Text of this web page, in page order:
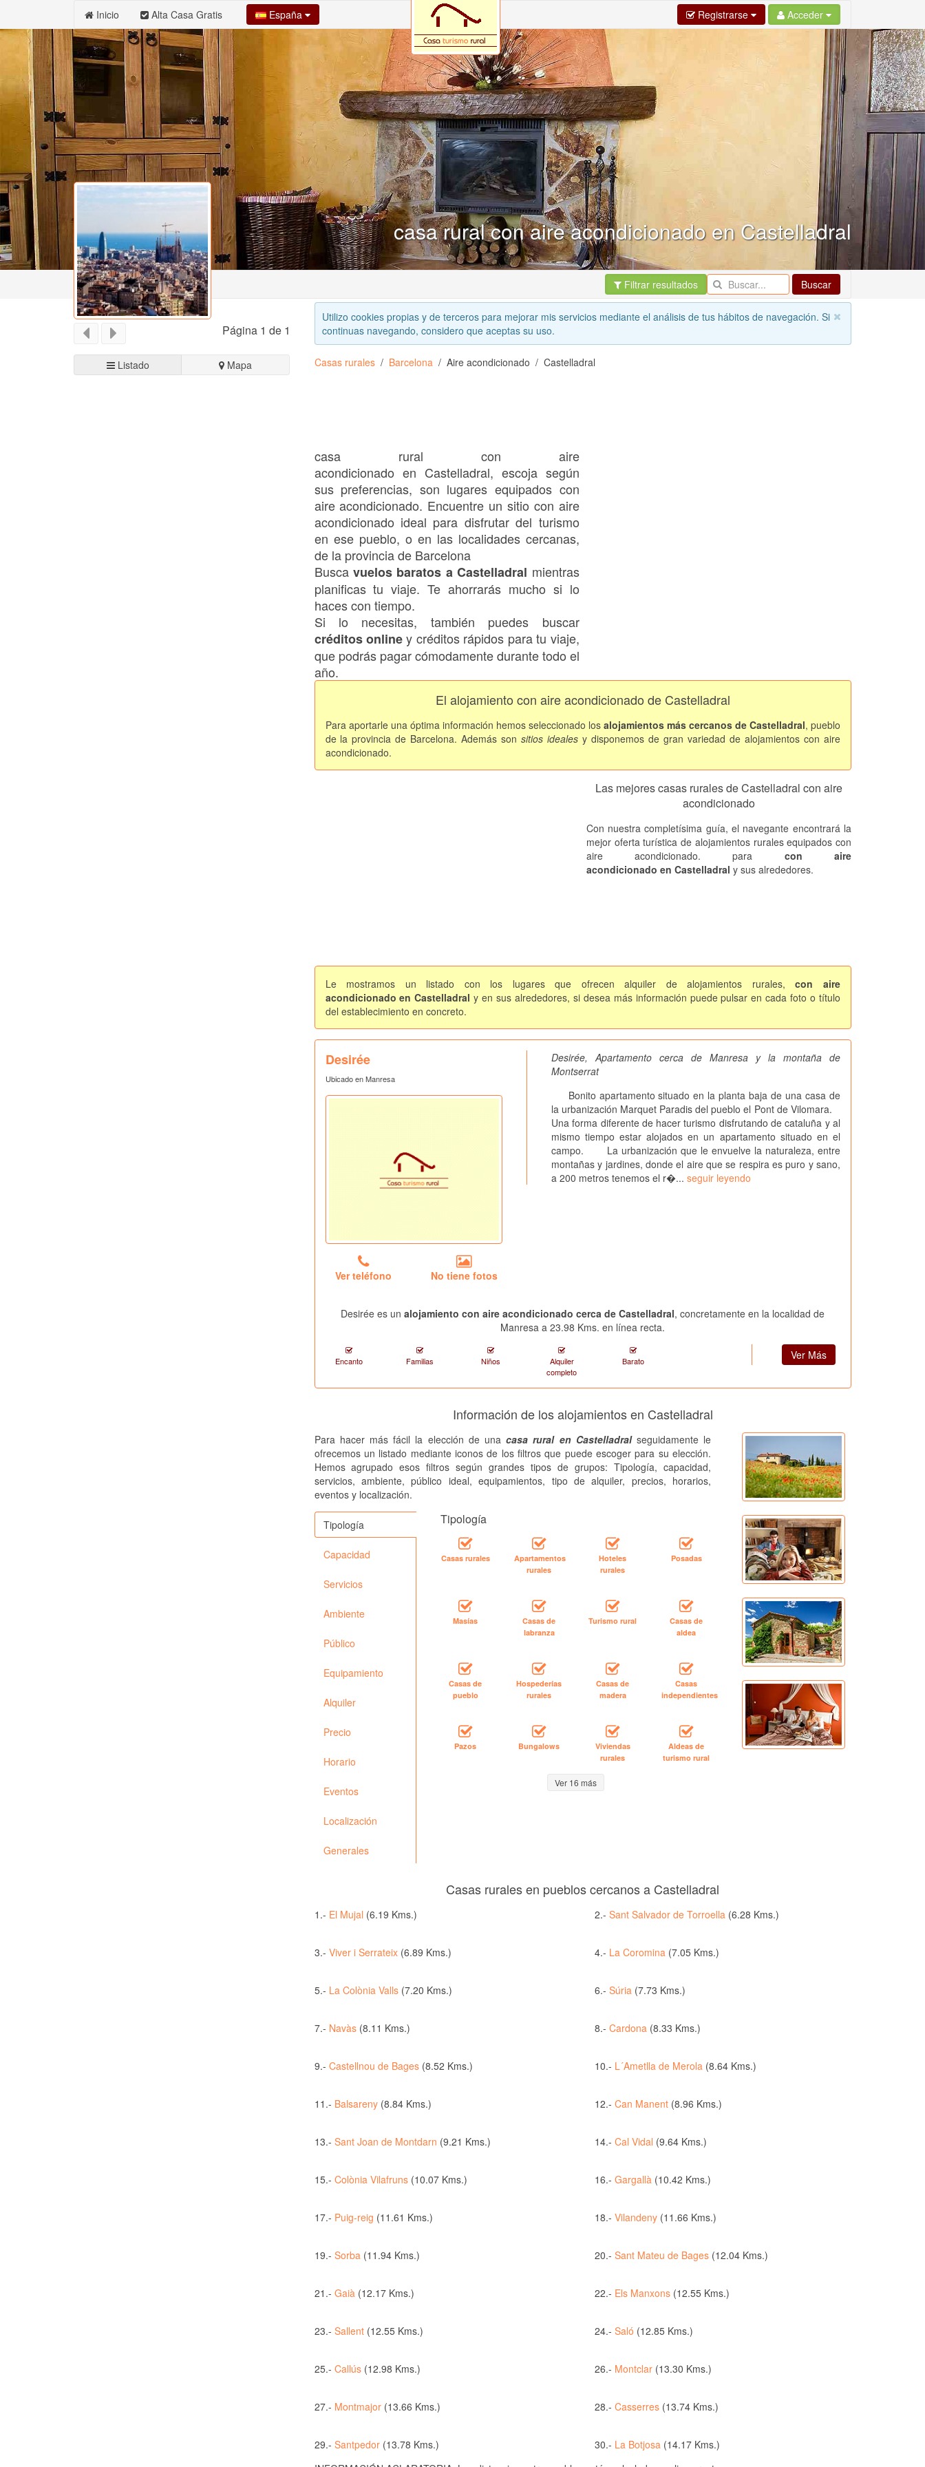
Inicio Alta Casa Gratis España Registrarse Acceder
casa rural con aire acondicionado en Castelladral
Filtrar resultados Buscar
Página 1 de 1
Listado Mapa
Utilizo cookies propias y de terceros para mejorar mis servicios mediante el análisis de tus hábitos de navegación. Si
continuas navegando, considero que aceptas su uso.
Casas rurales Barcelona Aire acondicionado Castelladral
casa rural con aire
acondicionado en Castelladral, escoja según
sus preferencias, son lugares equipados con
aire acondicionado. Encuentre un sitio con aire
acondicionado ideal para disfrutar del turismo
en ese pueblo, o en las localidades cercanas,
de la provincia de Barcelona
Busca vuelos baratos a Castelladral mientras
planificas tu viaje. Te ahorrarás mucho si lo
haces con tiempo.
Si lo necesitas, también puedes buscar
créditos onliney créditos rápidos para tu viaje,
que podrás pagar cómodamente durante todo el
año.
El alojamiento con aire acondicionado de Castelladral
Para aportarle una óptima información hemos seleccionado los alojamientos más cercanos de Castelladral, pueblo
de la provincia de Barcelona. Además sonsitios idealesy disponemos de gran variedad de alojamientos con aire
acondicionado.
Las mejores casas rurales de Castelladral con aire
acondicionado
Con nuestra completísima guía, el navegante encontrará la
mejor oferta turística de alojamientos rurales equipados con
aire acondicionado. para con aire
acondicionado en Castelladral y sus alrededores.
Le mostramos un listado con los lugares que ofrecen alquiler de alojamientos rurales,con aire
acondicionado en Castelladral y en sus alrededores, si desea más información puede pulsar en cada foto o título
del establecimiento en concreto.
Desirée
Ubicado en Manresa
Ver teléfono No tiene fotos
Desirée, Apartamento cerca de Manresa y la montaña de
Montserrat
Bonito apartamento situado en la planta baja de una casa de
la urbanización Marquet Paradis del pueblo el Pont de Vilomara.
Una forma diferente de hacer turismo disfrutando de cataluña y al
mismo tiempo estar alojados en un apartamento situado en el
campo. La urbanización que le envuelve la naturaleza, entre
montañas y jardines, donde el aire que se respira es puro y sano,
a 200 metros tenemos el r�... seguir leyendo
Desirée es unalojamiento con aire acondicionado cerca de Castelladral, concretamente en la localidad de
Manresa a 23.98 Kms. en línea recta.
Encanto Familias Niños
Alquiler
completo
Barato Ver Más
Información de los alojamientos en Castelladral
Para hacer más fácil la elección de unacasa rural en Castelladralseguidamente le
ofrecemos un listado mediante iconos de los filtros que puede escoger para su elección.
Hemos agrupado esos filtros según grandes tipos de grupos: Tipología, capacidad,
servicios, ambiente, público ideal, equipamientos, tipo de alquiler, precios, horarios,
eventos y localización.
Tipología
Capacidad
Servicios
Ambiente
Público
Equipamiento
Alquiler
Precio
Horario
Eventos
Localización
Generales
Tipología
Casas rurales
Apartamentos
rurales
Hoteles
rurales
Posadas
Masías
Casas de
labranza
Turismo rural
Casas de
aldea
Casas de
pueblo
Hospederías
rurales
Casas de
madera
Casas
independientes
Pazos Bungalows
Viviendas
rurales
Aldeas de
turismo rural
Ver 16 más
Casas rurales en pueblos cercanos a Castelladral
1.- El Mujal (6.19 Kms.) 2.-Sant Salvador de Torroella (6.28 Kms.)
3.- Viver i Serrateix(6.89 Kms.) 4.- La Coromina (7.05 Kms.)
5.- La Colònia Valls(7.20 Kms.) 6.-Súria (7.73 Kms.)
7.- Navàs(8.11 Kms.) 8.-Cardona (8.33 Kms.)
9.- Castellnou de Bages(8.52 Kms.) 10.- L´Ametlla de Merola (8.64 Kms.)
11.- Balsareny(8.84 Kms.) 12.-Can Manent (8.96 Kms.)
13.- Sant Joan de Montdarn (9.21 Kms.) 14.-Cal Vidal (9.64 Kms.)
15.- Colònia Vilafruns(10.07 Kms.) 16.-Gargallà (10.42 Kms.)
17.- Puig-reig (11.61 Kms.) 18.-Vilandeny (11.66 Kms.)
19.- Sorba(11.94 Kms.) 20.-Sant Mateu de Bages (12.04 Kms.)
21.- Gaià(12.17 Kms.) 22.- Els Manxons (12.55 Kms.)
23.- Sallent(12.55 Kms.) 24.-Saló (12.85 Kms.)
25.- Callús(12.98 Kms.) 26.- Montclar (13.30 Kms.)
27.- Montmajor(13.66 Kms.) 28.-Casserres (13.74 Kms.)
29.- Santpedor(13.78 Kms.) 30.- La Botjosa (14.17 Kms.)